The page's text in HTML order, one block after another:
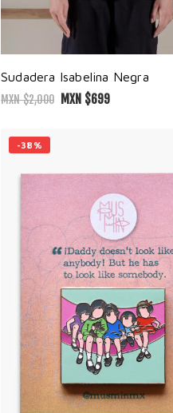
Sudadera Isabelina Negra
MXN $2,000 MXN $699
-38%